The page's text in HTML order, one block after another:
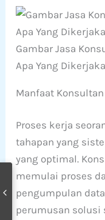
Gambar Jasa
Apa Yang
Manfaat
Proses kerja
tahapan yang
yang optimal.
memulai proses
pengumpulan
perumusan solusi